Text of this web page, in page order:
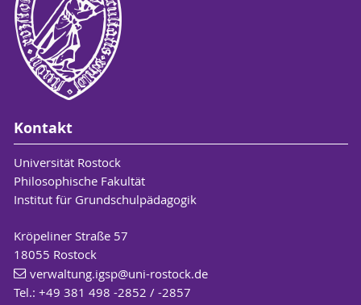
Kontakt
Universität Rostock
Philosophische Fakultät
Institut für Grundschulpädagogik
Kröpeliner Straße 57
18055 Rostock
verwaltung.igsp@uni-rostock.de
Tel.: +49 381 498 -2852 / -2857